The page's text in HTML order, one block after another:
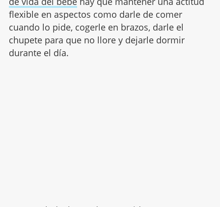
flexible en aspectos como darle de comer
cuando lo pide, cogerle en brazos, darle el
chupete para que no llore y dejarle dormir
durante el día.